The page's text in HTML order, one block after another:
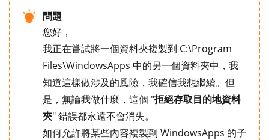
問題
您好，
我正在嘗試將一個資料夾複製到 C:\Program
Files\WindowsApps 中的另一個資料夾中，我
知道這樣做涉及的風險，我確信我想繼續。但
是，無論我做什麼，這個 "拒絕存取目的地資料
夾" 錯誤都永遠不會消失。
如何允許將某些內容複製到 WindowsApps 的子